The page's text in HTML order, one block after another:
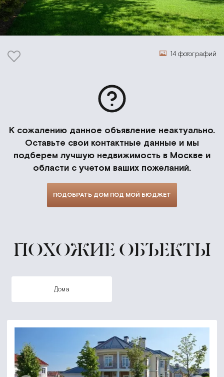
14 фотографий
К сожалению данное объявление неактуально.
Оставьте свои контактные данные и мы
подберем лучшую недвижимость в Москве и
области с учетом ваших пожеланий.
ПОДОБРАТЬ ДОМ ПОД МОЙ БЮДЖЕТ
ПОХОЖИЕ ОБЪЕКТЫ
дома